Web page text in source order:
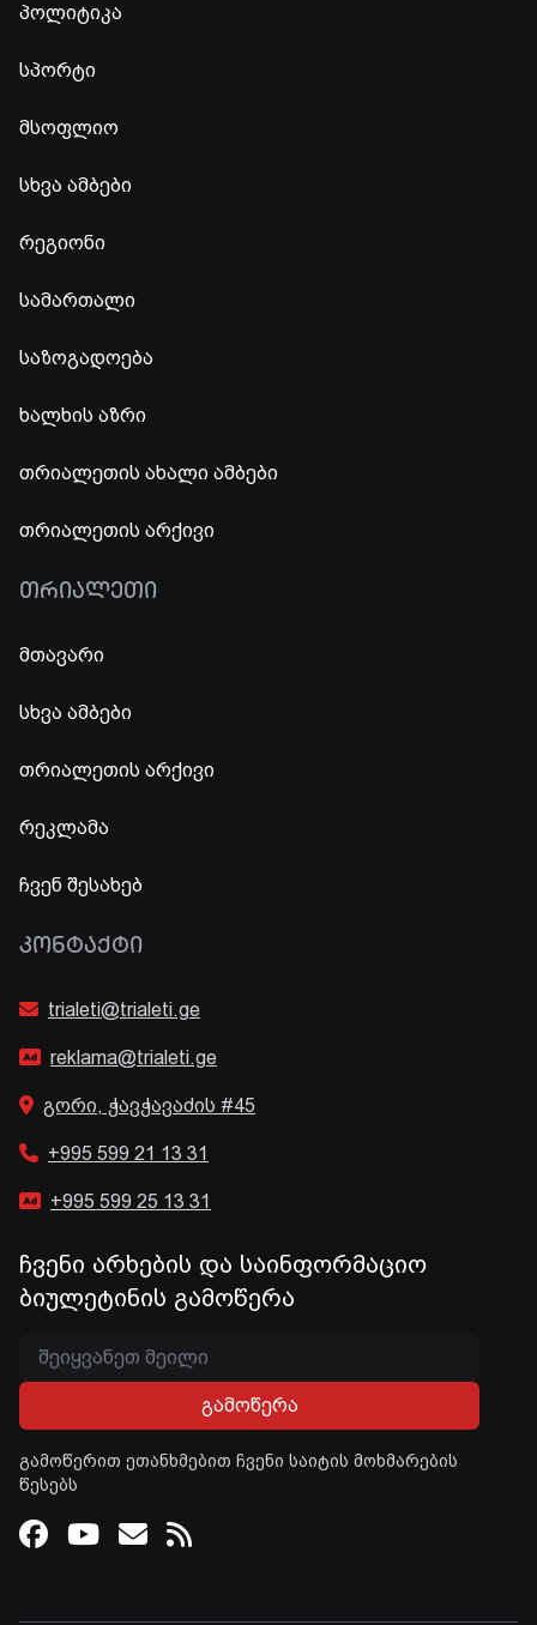
პოლიტიკა
სპორტი
მსოფლიო
სხვა ამბები
რეგიონი
სამართალი
საზოგადოება
ხალხის აზრი
თრიალეთის ახალი ამბები
თრიალეთის არქივი
ᲗᲠᲘᲐᲚᲔᲗᲘ
მთავარი
სხვა ამბები
თრიალეთის არქივი
რეკლამა
ჩვენ შესახებ
ᲙᲝᲜᲢᲐᲥᲢᲘ
trialeti@trialeti.ge
reklama@trialeti.ge
გორი, ჭავჭავაძის #45
+995 599 21 13 31
+995 599 25 13 31
ჩვენი არხების და საინფორმაციო
ბიულეტინის გამოწერა
გამოწერა
გამოწერით ეთანხმებით ჩვენი საიტის მოხმარების
წესებს
Facebook
Youtube
Email
RSS